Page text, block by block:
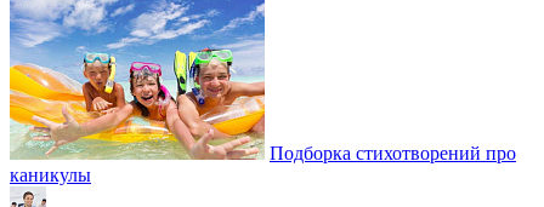
Подборка стихотворений про
каникулы